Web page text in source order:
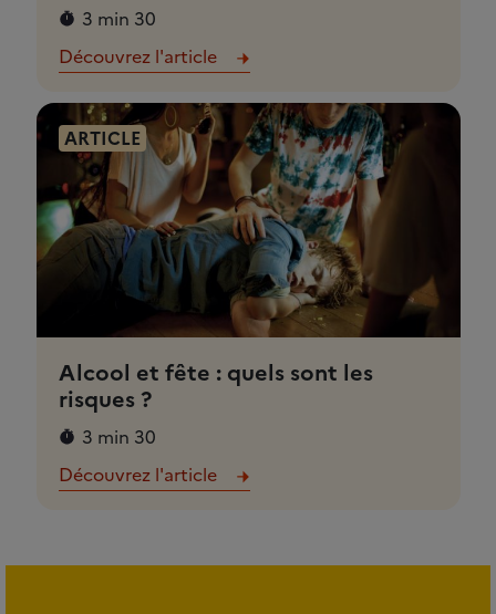
3 min 30
Découvrez l'article
ARTICLE
Alcool et fête : quels sont les
risques ?
3 min 30
Découvrez l'article